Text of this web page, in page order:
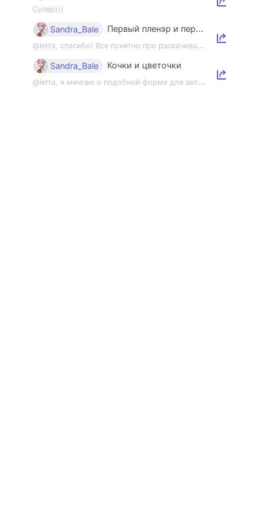
Супер)))
Sandra_Bale Первый пленэр и первый этюд
@
letta, спасибо! Все понятно про раскачивание пленэрной мышцы, но напомнить об э...
Sandra_Bale Кочки и цветочки
@
letta, я мечтаю о подобной форме для зала 😂